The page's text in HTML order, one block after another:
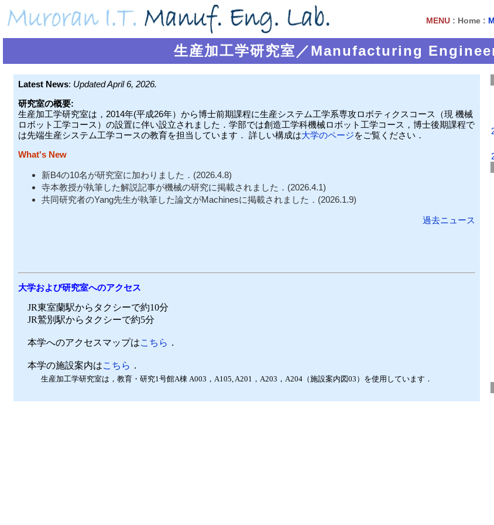
MENU : Home :
生産加工学研究室／Manufacturing
Latest News: Updated April 6, 2026.
研究室の概要:
生産加工学研究室は，2014年(平成26年）から博士前期課程に生産システム工学系専攻ロボティクスコース（現 機械
ロボット工学コース）の設置に伴い設立されました．学部では創造工学科機械ロボット工学コース，博士後期課程で
は先端生産システム工学コースの教育を担当しています． 詳しい構成は大学のページをご覧ください．
What's New
新B4の10名が研究室に加わりました．(2026.4.8)
寺本教授が執筆した解説記事が機械の研究に掲載されました．(2026.4.1)
共同研究者のYang先生が執筆した論文がMachinesに掲載されました．(2026.1.9)
過去ニュース
大学および研究室へのアクセス
JR東室蘭駅からタクシーで約10分
JR鷲別駅からタクシーで約5分
本学へのアクセスマップはこちら ．
本学の施設案内はこちら ．
生産加工学研究室は，教育・研究1号館A棟 A003，A105, A201，A203，A204（施設案内図03）を使用しています．